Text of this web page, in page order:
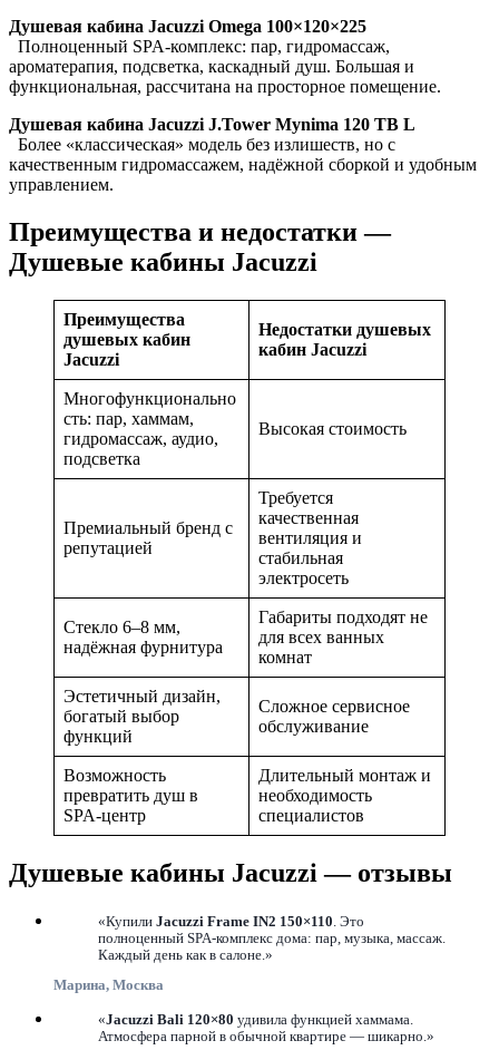
Душевая кабина Jacuzzi Omega 100×120×225
Полноценный SPA-комплекс: пар, гидромассаж,
ароматерапия, подсветка, каскадный душ. Большая и
функциональная, рассчитана на просторное помещение.
Душевая кабина Jacuzzi J.Tower Mynima 120 TB L
Более «классическая» модель без излишеств, но с
качественным гидромассажем, надёжной сборкой и удобным
управлением.
Преимущества и недостатки —
Душевые кабины Jacuzzi
Преимущества
душевых кабин
Jacuzzi
Недостатки душевых
кабин Jacuzzi
Многофункционально
сть: пар, хаммам,
гидромассаж, аудио,
подсветка
Высокая стоимость
Премиальный бренд с
репутацией
Требуется
качественная
вентиляция и
стабильная
электросеть
Стекло 6–8 мм,
надёжная фурнитура
Габариты подходят не
для всех ванных
комнат
Эстетичный дизайн,
богатый выбор
функций
Сложное сервисное
обслуживание
Возможность
превратить душ в
SPA-центр
Длительный монтаж и
необходимость
специалистов
Душевые кабины Jacuzzi — отзывы
«Купили Jacuzzi Frame IN2 150×110 . Это
полноценный SPA-комплекс дома: пар, музыка, массаж.
Каждый день как в салоне.»
Марина, Москва
«Jacuzzi Bali 120×80 удивила функцией хаммама.
Атмосфера парной в обычной квартире — шикарно.»